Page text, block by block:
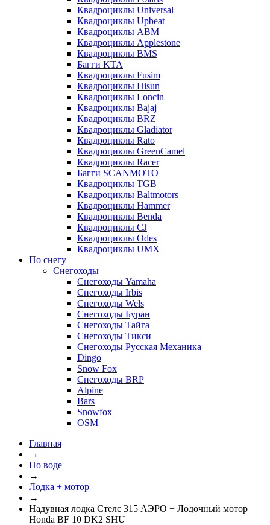
Квадроциклы Universal
Квадроциклы Upbeat
Квадроциклы ABM
Квадроциклы Applestone
Квадроциклы BMS
Багги KTA
Квадроциклы Fusim
Квадроциклы Hisun
Квадроциклы Loncin
Квадроциклы Bajaj
Квадроциклы BRZ
Квадроциклы Gladiator
Квадроциклы Rato
Квадроциклы GreenCamel
Квадроциклы Racer
Багги SCANMOTO
Квадроциклы TGB
Квадроциклы Baltmotors
Квадроциклы Hammer
Квадроциклы Benda
Квадроциклы CJ
Квадроциклы Odes
Квадроциклы UMX
По снегу
Снегоходы
Снегоходы Yamaha
Снегоходы Irbis
Снегоходы Wels
Снегоходы Буран
Снегоходы Тайга
Снегоходы Тикси
Снегоходы Русская Механика
Dingo
Snow Fox
Снегоходы BRP
Alpine
Bars
Snowfox
OSM
Главная
→
По воде
→
Лодка + мотор
→
Надувная лодка Стелс 315 АЭРО + Лодочный мотор
Honda BF 10 DK2 SHU